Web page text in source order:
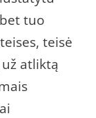
tuo
teisė
atliktą